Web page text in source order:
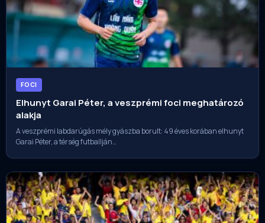
FOCI
Elhunyt Garai Péter, a veszprémi foci meghatározó
alakja
A veszprémi labdarúgás mély gyászba borult: 49 éves korában elhunyt
Garai Péter, a térség futballján…